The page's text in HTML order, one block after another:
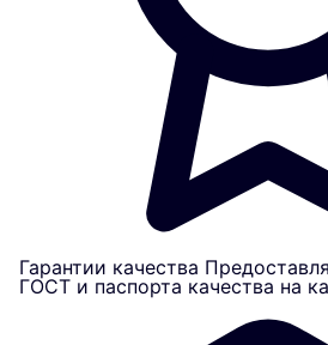
Гарантии качества
ГОСТ и паспорта качества на